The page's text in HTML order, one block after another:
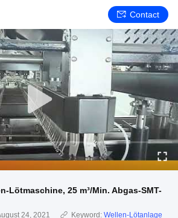
Contact
Lötmaschine, 25 m³/Min. Abgas-SMT-
24, 2021 Keyword: Wellen-Lötanlage